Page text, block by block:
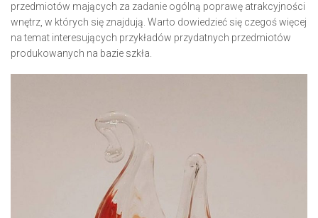
przedmiotów mających za zadanie ogólną poprawę atrakcyjności
wnętrz, w których się znajdują. Warto dowiedzieć się czegoś więcej
na temat interesujących przykładów przydatnych przedmiotów
produkowanych na bazie szkła.